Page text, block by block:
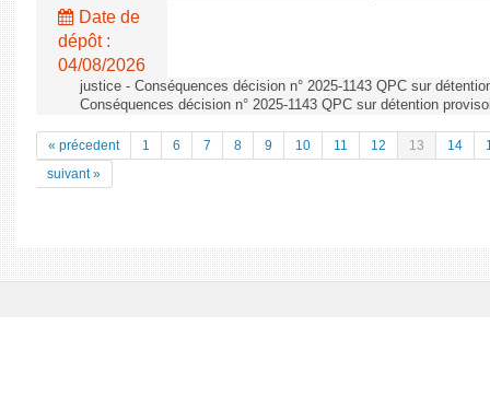
Date de
dépôt :
04/08/2026
justice - Conséquences décision n° 2025-1143 QPC sur
Conséquences décision n° 2025-1143 QPC sur détention
« précedent 1 6 7 8 9 10 11 12 13 14
suivant »